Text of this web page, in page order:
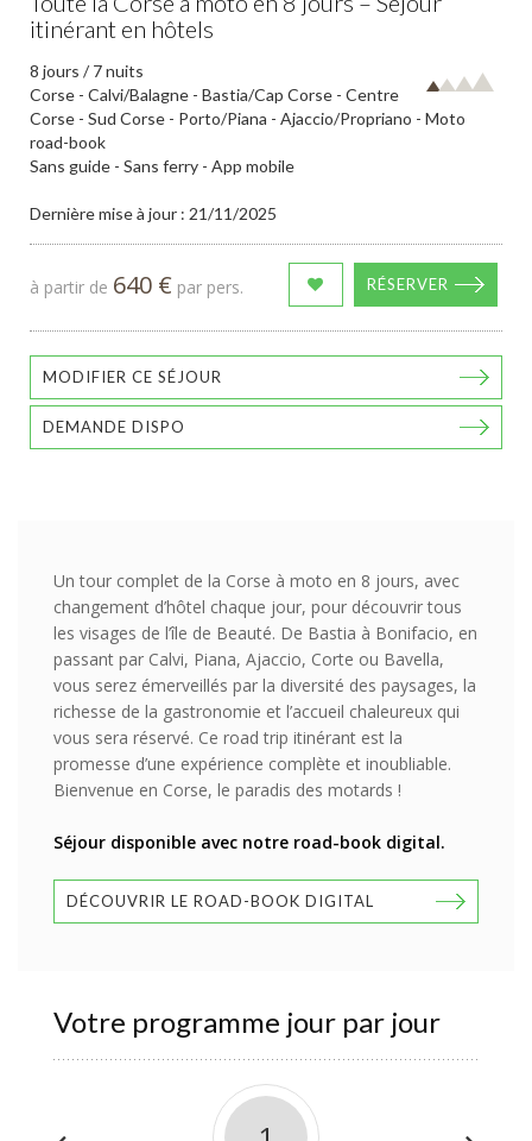
itinérant en hôtels
8 jours / 7 nuits
Corse - Calvi/Balagne - Bastia/Cap Corse - Centre
Corse - Sud Corse - Porto/Piana - Ajaccio/Propriano - Moto
road-book
Sans guide - Sans ferry - App mobile
Dernière mise à jour : 21/11/2025
à partir de 640 € par pers. RÉSERVER
MODIFIER CE SÉJOUR
DEMANDE DISPO
Un tour complet de la Corse à moto en 8 jours, avec
changement d’hôtel chaque jour, pour découvrir tous
les visages de l’île de Beauté. De Bastia à Bonifacio, en
passant par Calvi, Piana, Ajaccio, Corte ou Bavella,
vous serez émerveillés par la diversité des paysages, la
richesse de la gastronomie et l’accueil chaleureux qui
vous sera réservé. Ce road trip itinérant est la
promesse d’une expérience complète et inoubliable.
Bienvenue en Corse, le paradis des motards !
Séjour disponible avec notre road-book digital.
DÉCOUVRIR LE ROAD-BOOK DIGITAL
Votre programme jour par jour